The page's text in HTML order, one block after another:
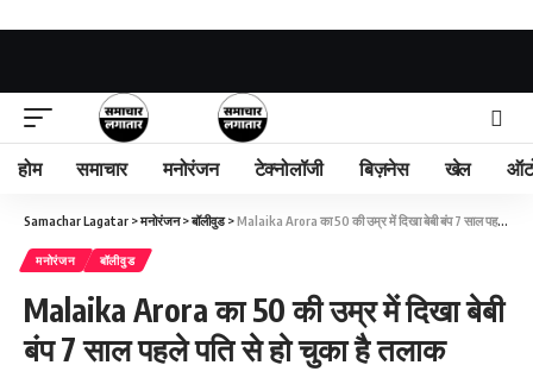
होम समाचार मनोरंजन टेक्नोलॉजी बिज़नेस खेल
Samachar Lagatar >मनोरंजन>बॉलीवुड>Malaika Arora का 50 की उम्र में दिखा बेबी बंप 7 साल पहले पति से हो चुका है तलाक
मनोरंजन बॉलीवुड
Malaika Arora का 50 की उम्र में दिखा बेबी
बंप 7 साल पहले पति से हो चुका है तलाक